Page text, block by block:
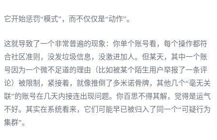
它开始惩罚“模式”，而不仅仅是“动作”。
这就导致了一个非常普遍的现象：你单个账号看，每个操作都符
合社区准则，没发垃圾信息，没激进加人。但某天，其中一个账
号因为一个微不足道的理由（比如被某个陌生用户举报了一条评
论）被限制，紧接着，就像推倒了多米诺骨牌，其他几个“毫无关
联”的账号在几天内接连出现问题。你百思不得其解，觉得是运气
不好。其实在系统看来，它们可能早已被归入了同一个“可疑行为
集群”。